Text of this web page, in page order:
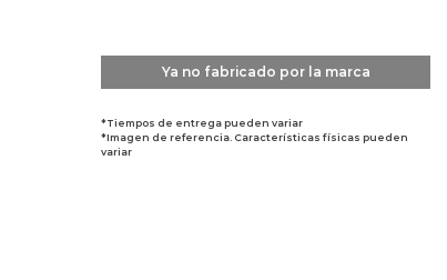
Ya no fabricado por la marca
*Tiempos de entrega pueden variar
*Imagen de referencia. Características físicas pueden
variar